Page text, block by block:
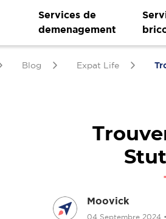
Services de
demenagement
Blog Expat Life
Moovick
04 Septembre 2024 •